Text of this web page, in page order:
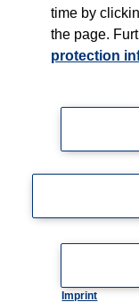
Mediadaten
© Copyright
time by
the page.
protection
Imprint